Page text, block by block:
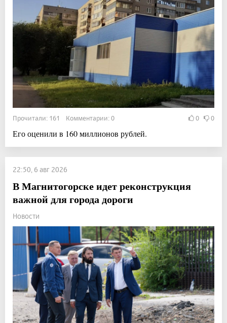
Прочитали: 161 Комментарии: 0 0 0
Его оценили в 160 миллионов рублей.
22:50, 6 авг 2026
В Магнитогорске идет реконструкция
важной для города дороги
Новости